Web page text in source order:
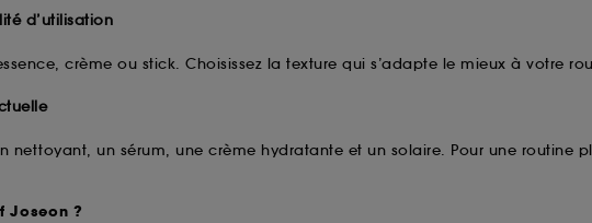
d’utilisation
crème ou stick. Choisissez la texture qui s’adapte le mieux à votre
nettoyant, un sérum, une crème hydratante et un solaire. Pour une routine
Joseon ?